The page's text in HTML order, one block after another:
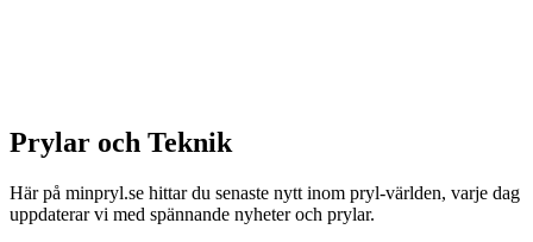
Prylar och Teknik
Här på minpryl.se hittar du senaste nytt inom pryl-världen, varje dag
uppdaterar vi med spännande nyheter och prylar.